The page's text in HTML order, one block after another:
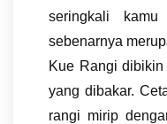
seringkali
sebenarnya
Kue Rangi
yang dibakar.
rangi mirip